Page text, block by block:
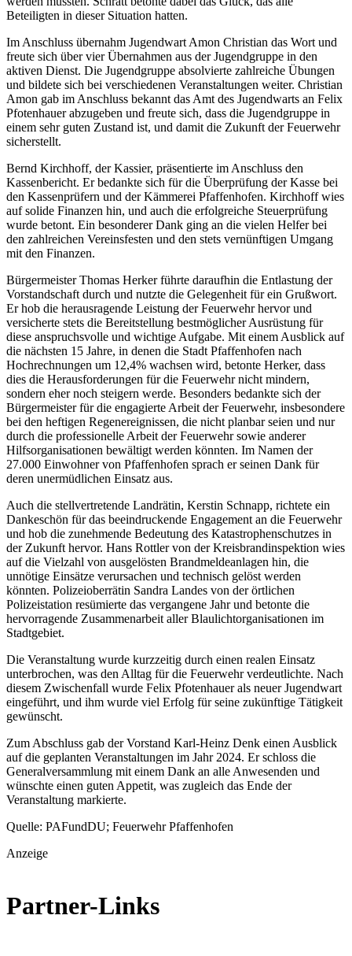
Beteiligten in dieser Situation hatten.
Im Anschluss übernahm Jugendwart Amon Christian das Wort und
freute sich über vier Übernahmen aus der Jugendgruppe in den
aktiven Dienst. Die Jugendgruppe absolvierte zahlreiche Übungen
und bildete sich bei verschiedenen Veranstaltungen weiter. Christian
Amon gab im Anschluss bekannt das Amt des Jugendwarts an Felix
Pfotenhauer abzugeben und freute sich, dass die Jugendgruppe in
einem sehr guten Zustand ist, und damit die Zukunft der Feuerwehr
sicherstellt.
Bernd Kirchhoff, der Kassier, präsentierte im Anschluss den
Kassenbericht. Er bedankte sich für die Überprüfung der Kasse bei
den Kassenprüfern und der Kämmerei Pfaffenhofen. Kirchhoff wies
auf solide Finanzen hin, und auch die erfolgreiche Steuerprüfung
wurde betont. Ein besonderer Dank ging an die vielen Helfer bei
den zahlreichen Vereinsfesten und den stets vernünftigen Umgang
mit den Finanzen.
Bürgermeister Thomas Herker führte daraufhin die Entlastung der
Vorstandschaft durch und nutzte die Gelegenheit für ein Grußwort.
Er hob die herausragende Leistung der Feuerwehr hervor und
versicherte stets die Bereitstellung bestmöglicher Ausrüstung für
diese anspruchsvolle und wichtige Aufgabe. Mit einem Ausblick auf
die nächsten 15 Jahre, in denen die Stadt Pfaffenhofen nach
Hochrechnungen um 12,4% wachsen wird, betonte Herker, dass
dies die Herausforderungen für die Feuerwehr nicht mindern,
sondern eher noch steigern werde. Besonders bedankte sich der
Bürgermeister für die engagierte Arbeit der Feuerwehr, insbesondere
bei den heftigen Regenereignissen, die nicht planbar seien und nur
durch die professionelle Arbeit der Feuerwehr sowie anderer
Hilfsorganisationen bewältigt werden könnten. Im Namen der
27.000 Einwohner von Pfaffenhofen sprach er seinen Dank für
deren unermüdlichen Einsatz aus.
Auch die stellvertretende Landrätin, Kerstin Schnapp, richtete ein
Dankeschön für das beeindruckende Engagement an die Feuerwehr
und hob die zunehmende Bedeutung des Katastrophenschutzes in
der Zukunft hervor. Hans Rottler von der Kreisbrandinspektion wies
auf die Vielzahl von ausgelösten Brandmeldeanlagen hin, die
unnötige Einsätze verursachen und technisch gelöst werden
könnten. Polizeioberrätin Sandra Landes von der örtlichen
Polizeistation resümierte das vergangene Jahr und betonte die
hervorragende Zusammenarbeit aller Blaulichtorganisationen im
Stadtgebiet.
Die Veranstaltung wurde kurzzeitig durch einen realen Einsatz
unterbrochen, was den Alltag für die Feuerwehr verdeutlichte. Nach
diesem Zwischenfall wurde Felix Pfotenhauer als neuer Jugendwart
eingeführt, und ihm wurde viel Erfolg für seine zukünftige Tätigkeit
gewünscht.
Zum Abschluss gab der Vorstand Karl-Heinz Denk einen Ausblick
auf die geplanten Veranstaltungen im Jahr 2024. Er schloss die
Generalversammlung mit einem Dank an alle Anwesenden und
wünschte einen guten Appetit, was zugleich das Ende der
Veranstaltung markierte.
Quelle: PAFundDU; Feuerwehr Pfaffenhofen
Anzeige
Partner-Links